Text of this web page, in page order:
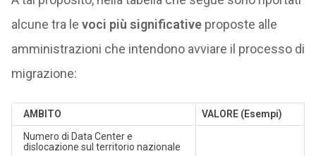
alcune tra le voci più significativeproposte alle
amministrazioni che intendono avviare il processo di
migrazione:
AMBITO
VALORE (Esempi)
Numero di Data Center e
dislocazione sul territorio nazionale